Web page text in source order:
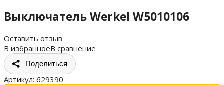
Выключатель Werkel W5010106
Оставить отзыв
В избранноеВ сравнение
Поделиться
Артикул: 629390